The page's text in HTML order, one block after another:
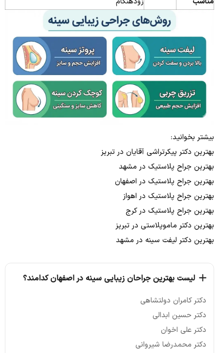
بیشتر بخوانید:
بهترین دکتر پیکرتراشی آقایان در تبریز
بهترین جراح پلاستیک در مشهد
بهترین جراح پلاستیک در اصفهان
بهترین جراح پلاستیک در اهواز
بهترین جراح پلاستیک در کرج
بهترین دکتر ماموپلاستی در تبریز
بهترین دکتر لیفت سینه در مشهد
لیست بهترین جراحان زیبایی سینه در اصفهان کدامند؟
دکتر کامران دولتشاهی
دکتر حسین ابدالی
دکتر علی اخوان
دکتر محمدرضا شیروانی